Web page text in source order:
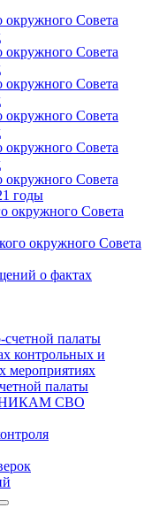
окружного Совета
окружного Совета
окружного Совета
окружного Совета
окружного Совета
окружного Совета
годы
окружного Совета
окружного Совета
о фактах
палаты
контрольных и
мероприятиях
палаты
СВО